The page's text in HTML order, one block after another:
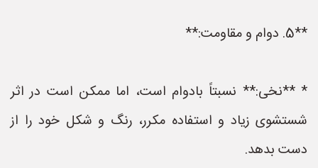
**5. دوام و مقاومت:**
* **نخی:** نسبتاً بادوام است، اما ممکن است در اثر
شستشوی زیاد و استفاده مکرر، رنگ و شکل خود را از
دست بدهد.